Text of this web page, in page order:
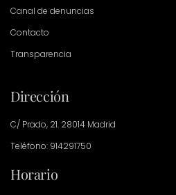
Canal de denuncias
Contacto
Transparencia
Dirección
C/ Prado, 21. 28014 Madrid
Teléfono: 914291750
Horario